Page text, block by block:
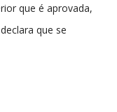
que é aprovada,
que se